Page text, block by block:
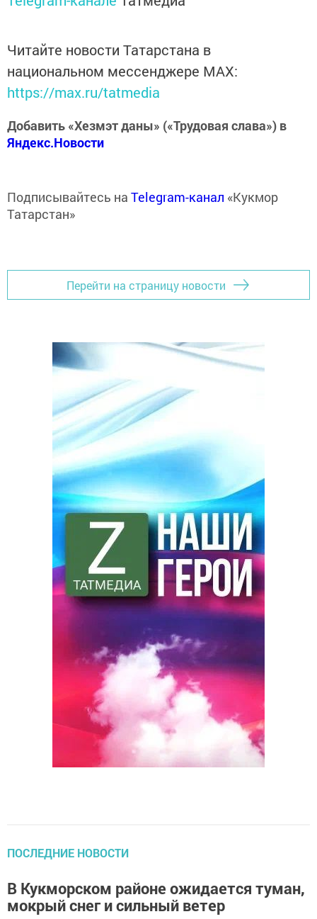
Читайте новости Татарстана в
национальном мессенджере MАХ:
https://max.ru/tatmedia
Добавить «Хезмэт даны» («Трудовая слава») в
Яндекс.Новости
Подписывайтесь на Telegram-канал «Кукмор
Татарстан»
Перейти на страницу новости
ПОСЛЕДНИЕ НОВОСТИ
В Кукморском районе ожидается туман,
мокрый снег и сильный ветер